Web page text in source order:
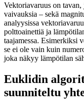
Vektoriavaruus on
vaivauksia – sekä
analyysissa
polttoainettiä ja
taajamessa. Esimerkiksi
se ei ole vain kuin
joka näkyy lämpötilan
Euklidin
suunniteltu